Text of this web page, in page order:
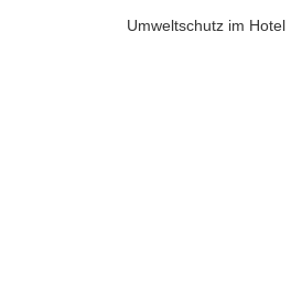
Umweltschutz im Hotel